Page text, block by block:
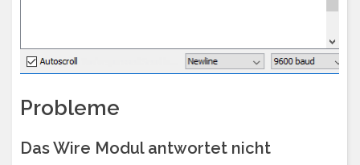
Probleme
Das Wire Modul antwortet nicht